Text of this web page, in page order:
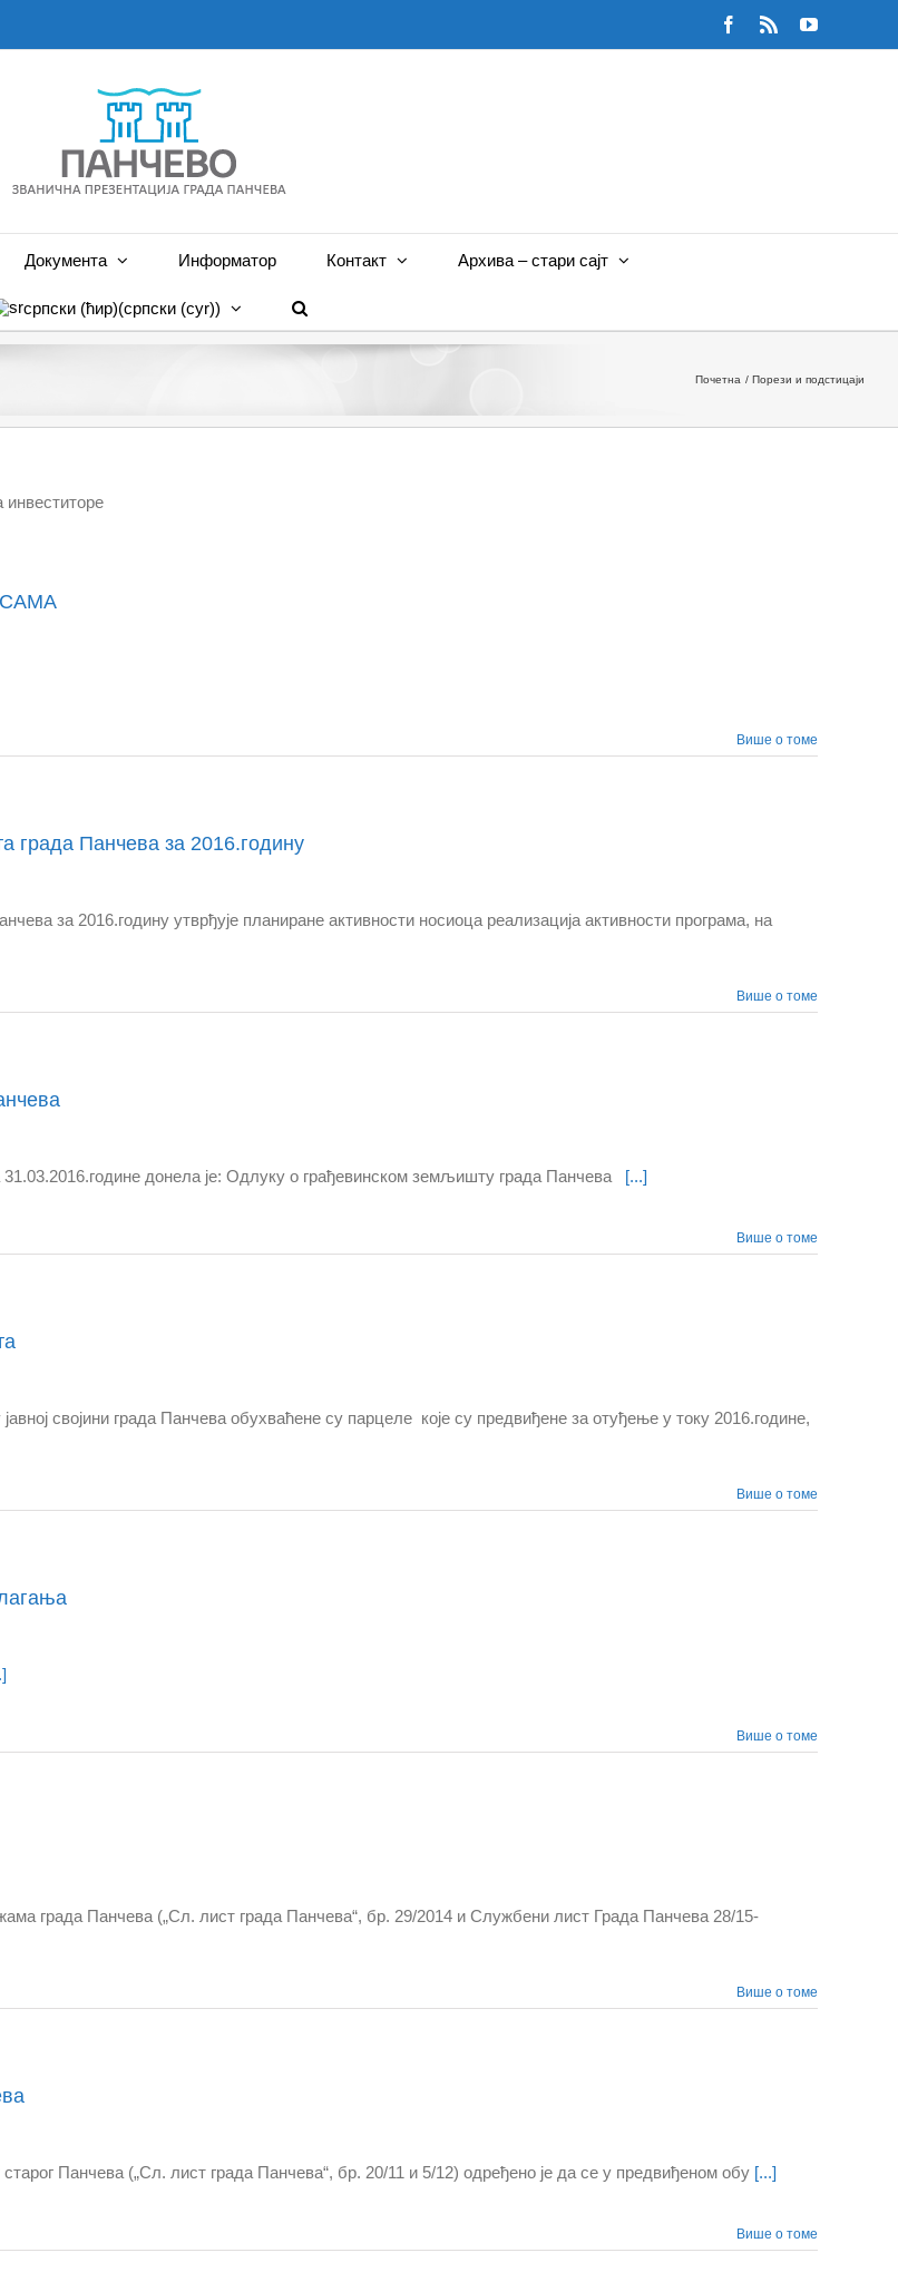
Facebook
Rss YouTube
Документа Информатор Контакт Архива – стари сајт
српски (ћир)(српски (cyr))
Почетна Порези и подстицаји
инвеститоре
Више о томе
града Панчева за 2016.годину
за 2016.годину утврђује планиране активности носиоца реализација активности програма, на
Више о томе
донела је: Одлуку о грађевинском земљишту града Панчева [...]
Више о томе
својини града Панчева обухваћене су парцеле које су предвиђене за отуђење у току 2016.године,
Више о томе
Више о томе
града Панчева („Сл. лист града Панчева“, бр. 29/2014 и Службени лист Града Панчева 28/15-
Више о томе
Панчева („Сл. лист града Панчева“, бр. 20/11 и 5/12) одређено је да се у предвиђеном обу [...]
Више о томе